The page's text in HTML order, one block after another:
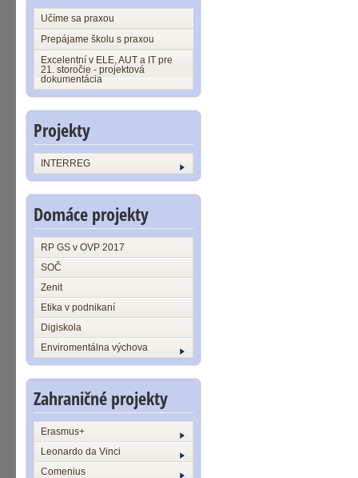
Učíme sa praxou
Prepájame školu s praxou
Excelentní v ELE, AUT a IT pre
21. storočie - projektová
dokumentácia
Projekty
INTERREG
Domáce projekty
RP GS v OVP 2017
SOČ
Zenit
Etika v podnikaní
Digiskola
Enviromentálna výchova
Zahraničné projekty
Erasmus+
Leonardo da Vinci
Comenius